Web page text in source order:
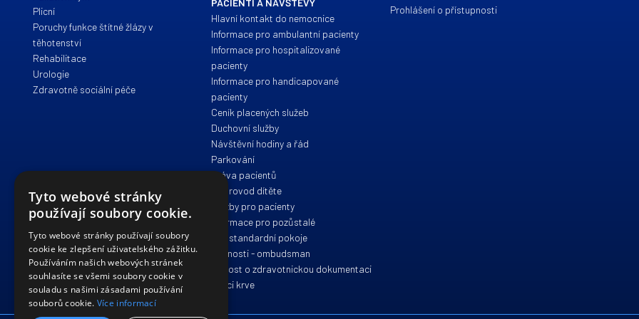
Plicní
Poruchy funkce štítné žlázy v
těhotenství
Rehabilitace
Urologie
Zdravotně sociální péče
PACIENTI A NÁVŠTĚVY
Hlavní kontakt do nemocnice
Informace pro ambulantní pacienty
Informace pro hospitalizované
pacienty
Informace pro handicapované
pacienty
Ceník placených služeb
Duchovní služby
Návštěvní hodiny a řád
Parkování
Práva pacientů
Doprovod dítěte
Služby pro pacienty
Informace pro pozůstalé
Nadstandardní pokoje
Stížnosti - ombudsman
Žádost o zdravotnickou dokumentaci
Dárci krve
Prohlášení o přístupnosti
Tyto webové stránky
používají soubory cookie.
Tyto webové stránky používají soubory
cookie ke zlepšení uživatelského zážitku.
Používáním našich webových stránek
souhlasíte se všemi soubory cookie v
souladu s našimi zásadami používání
souborů cookie. Více informací